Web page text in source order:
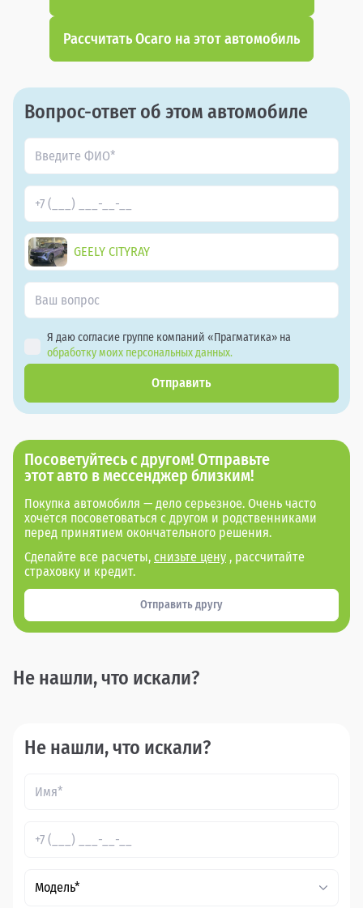
Рассчитать Осаго на этот автомобиль
Вопрос-ответ об этом автомобиле
GEELY CITYRAY
Я даю согласие группе компаний «Прагматика» на
обработку моих персональных данных.
Отправить
Посоветуйтесь с другом! Отправьте
этот авто в мессенджер близким!
Покупка автомобиля — дело серьезное. Очень часто
хочется посоветоваться с другом и родственниками
перед принятием окончательного решения.
Сделайте все расчеты, снизьте цену , рассчитайте
страховку и кредит.
Отправить другу
Не нашли, что искали?
Не нашли, что искали?
Модель*